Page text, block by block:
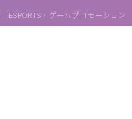
ESPORTS・ゲームプロモーション